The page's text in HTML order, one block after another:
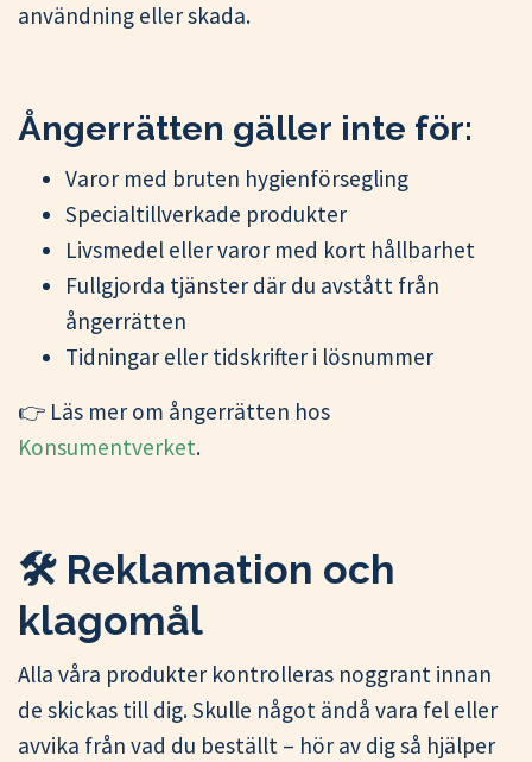
användning eller skada.
Ångerrätten gäller inte för:
Varor med bruten hygienförsegling
Specialtillverkade produkter
Livsmedel eller varor med kort hållbarhet
Fullgjorda tjänster där du avstått från
ångerrätten
Tidningar eller tidskrifter i lösnummer
👉 Läs mer om ångerrätten hos
Konsumentverket.
🛠️ Reklamation och
klagomål
Alla våra produkter kontrolleras noggrant innan
de skickas till dig. Skulle något ändå vara fel eller
avvika från vad du beställt – hör av dig så hjälper